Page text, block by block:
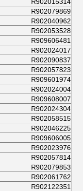
R902015314
R902079869
R902040962
R902053528
R909606481
R902024017
R902090837
R902057823
R909601974
R902024004
R909608007
R902024304
R902058515
R902046225
R909606005
R902023976
R902057814
R902079853
R902061762
R902122351